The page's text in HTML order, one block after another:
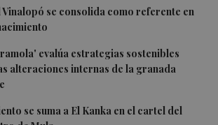
se consolida como referente en
evalúa estrategias sostenibles
alteraciones internas de la granada
se suma a El Kanka en el cartel del